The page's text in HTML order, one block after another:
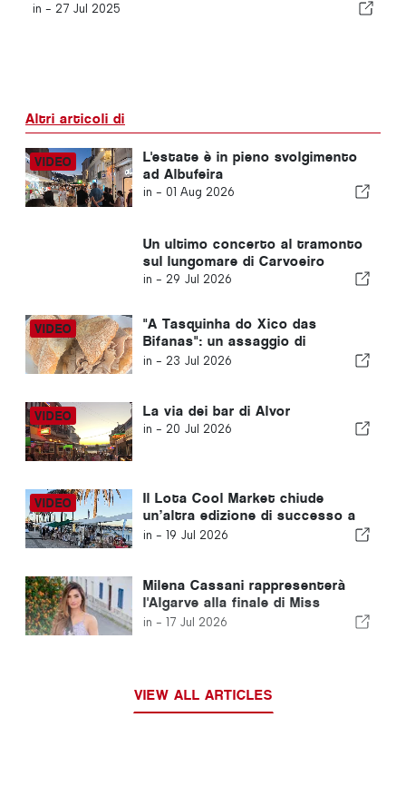
in - 27 Jul 2025
Altri articoli di
L'estate è in pieno svolgimento
ad Albufeira
in - 01 Aug 2026
Un ultimo concerto al tramonto
sul lungomare di Carvoeiro
in - 29 Jul 2026
"A Tasquinha do Xico das
Bifanas": un assaggio di
tradizione al mercato di
in - 23 Jul 2026
La via dei bar di Alvor
in - 20 Jul 2026
Il Lota Cool Market chiude
un’altra edizione di successo a
Portimão
in - 19 Jul 2026
Milena Cassani rappresenterà
l'Algarve alla finale di Miss
Portogallo
in - 17 Jul 2026
VIEW ALL ARTICLES